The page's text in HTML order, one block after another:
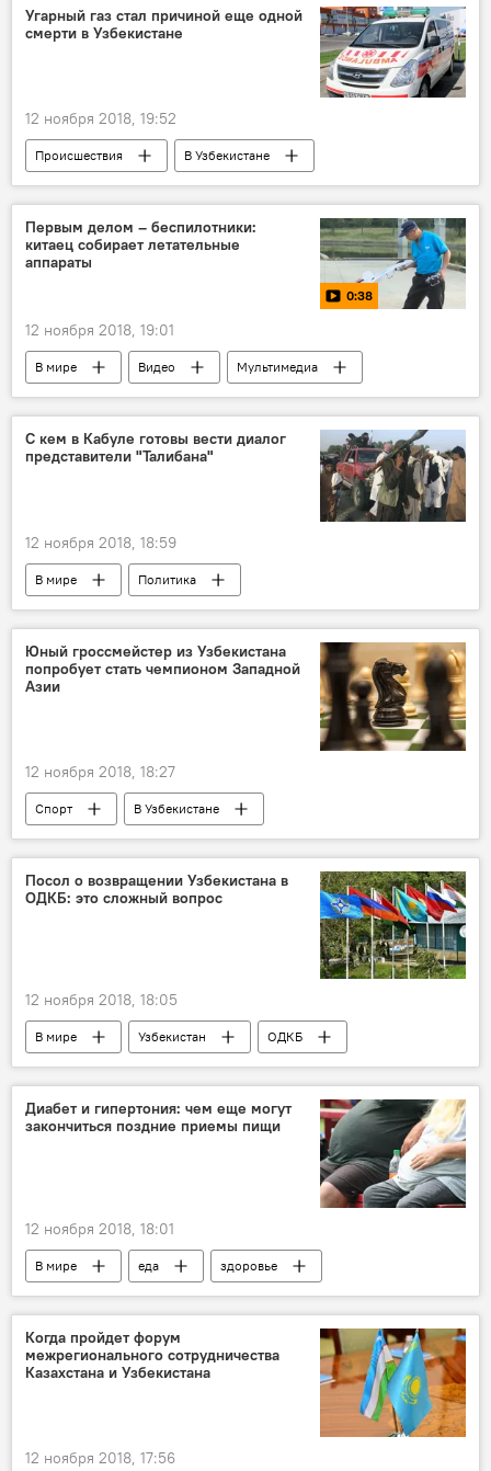
Россия
Угарный газ стал причиной еще одной
смерти в Узбекистане
12 ноября 2018, 19:52
Происшествия В Узбекистане
Первым делом – беспилотники:
китаец собирает летательные
аппараты
0:38
12 ноября 2018, 19:01
В мире Видео
Мультимедиа
Китай
хобби пенсионер
С кем в Кабуле готовы вести диалог
представители "Талибана"
12 ноября 2018, 18:59
В мире Политика
Юный гроссмейстер из Узбекистана
попробует стать чемпионом Западной
Азии
12 ноября 2018, 18:27
Спорт
В Узбекистане
Нодирбек Абдусатторов
Посол о возвращении Узбекистана в
ОДКБ: это сложный вопрос
12 ноября 2018, 18:05
В мире Узбекистан
ОДКБ
Политика
Россия
Диабет и гипертония: чем еще могут
закончиться поздние приемы пищи
12 ноября 2018, 18:01
В мире еда здоровье
Когда пройдет форум
межрегионального сотрудничества
Казахстана и Узбекистана
12 ноября 2018, 17:56